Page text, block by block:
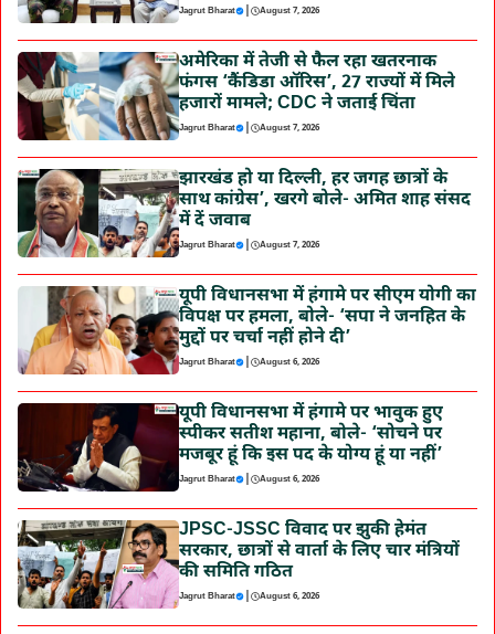
Jagrut Bharat | August 7, 2026
अमेरिका में तेजी से फैल रहा खतरनाक
फंगस ‘कैंडिडा ऑरिस’, 27 राज्यों में मिले
हजारों मामले; CDC ने जताई चिंता
Jagrut Bharat | August 7, 2026
झारखंड हो या दिल्ली, हर जगह छात्रों के
साथ कांग्रेस’, खरगे बोले- अमित शाह संसद
में दें जवाब
Jagrut Bharat | August 7, 2026
यूपी विधानसभा में हंगामे पर सीएम योगी का
विपक्ष पर हमला, बोले- ‘सपा ने जनहित के
मुद्दों पर चर्चा नहीं होने दी’
Jagrut Bharat | August 6, 2026
यूपी विधानसभा में हंगामे पर भावुक हुए
स्पीकर सतीश महाना, बोले- ‘सोचने पर
मजबूर हूं कि इस पद के योग्य हूं या नहीं’
Jagrut Bharat | August 6, 2026
JPSC-JSSC विवाद पर झुकी हेमंत
सरकार, छात्रों से वार्ता के लिए चार मंत्रियों
की समिति गठित
Jagrut Bharat | August 6, 2026